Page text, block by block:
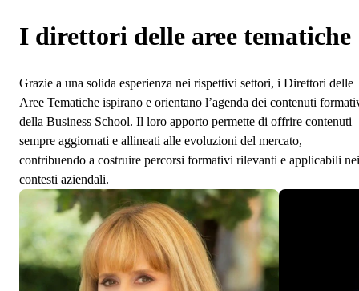
I direttori delle aree tematiche
Grazie a una solida esperienza nei rispettivi settori, i Direttori delle
Aree Tematiche ispirano e orientano l’agenda dei contenuti
della Business School. Il loro apporto permette di offrire contenuti
sempre aggiornati e allineati alle evoluzioni del mercato,
contribuendo a costruire percorsi formativi rilevanti e applicabili nei
contesti aziendali.